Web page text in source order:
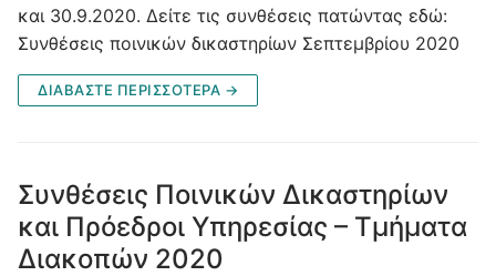
και 30.9.2020. Δείτε τις συνθέσεις πατώντας εδώ:
Συνθέσεις ποινικών δικαστηρίων Σεπτεμβρίου 2020
ΔΙΑΒΑΣΤΕ ΠΕΡΙΣΣΟΤΕΡΑ →
Συνθέσεις Ποινικών Δικαστηρίων
και Πρόεδροι Υπηρεσίας – Τμήματα
Διακοπών 2020